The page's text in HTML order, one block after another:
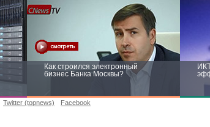
Как строился электронный
бизнес Банка Москвы?
Twitter (topnews) Facebook